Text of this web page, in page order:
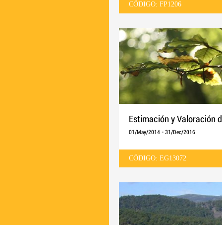
CÓDIGO: FP1206
Estimación y Valoración
01/May/2014 - 31/Dec/2016
CÓDIGO: EG13072